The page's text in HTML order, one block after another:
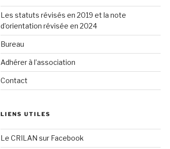
Les statuts révisés en 2019 et la note
d’orientation révisée en 2024
Bureau
Adhérer à l’association
Contact
LIENS UTILES
Le CRILAN sur Facebook